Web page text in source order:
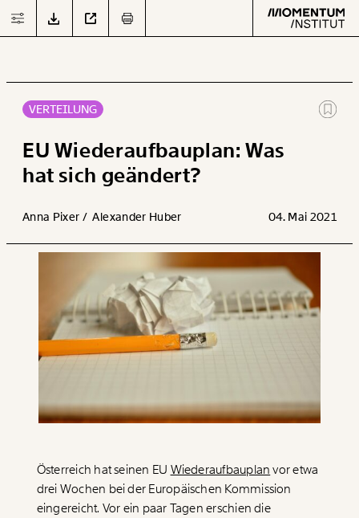
Arbeit
Verteilung
Klima
Datensätze
Projekte
Erbschaftssteuer-Rechner
Arbeitslosenrechner
Care-Rechner
Über uns
Text second
VERTEILUNG
EU Wiederaufbauplan: Was
hat sich geändert?
Anna Pixer / Alexander Huber 04. Mai 2021
Österreich hat seinen EU Wiederaufbauplan vor etwa
drei Wochen bei der Europäischen Kommission
eingereicht. Vor ein paar Tagen erschien die